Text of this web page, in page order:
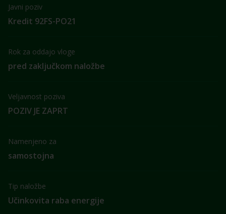
Javni poziv
Kredit 92FS-PO21
Rok za oddajo vloge
pred zaključkom naložbe
Veljavnost poziva
POZIV JE ZAPRT
Namenjeno za
samostojna
Tip naložbe
Učinkovita raba energije